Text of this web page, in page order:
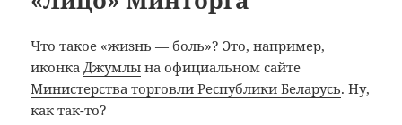
Что такое «жизнь — боль»? Это, например,
иконка Джумлы на официальном сайте
Министерства торговли Республики Беларусь. Ну,
как так-то?